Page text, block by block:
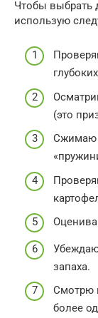
Чтобы выбрать
использую
(это
Сжимаю
запаха.
Смотрю
более